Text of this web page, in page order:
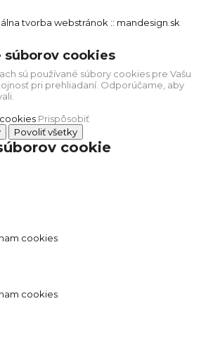
súborov cookies
sú používané súbory cookies pre Vašu
pri prehliadaní. Odporúčame, aby
Prispôsobiť
Povoliť všetky
cookie
cookies
cookies